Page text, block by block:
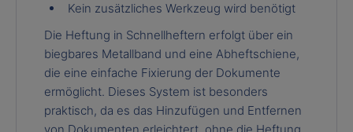
Kein zusätzliches Werkzeug wird benötigt
Die Heftung in Schnellheftern erfolgt über ein
biegbares Metallband und eine Abheftschiene,
die eine einfache Fixierung der Dokumente
ermöglicht. Dieses System ist besonders
praktisch, da es das Hinzufügen und Entfernen